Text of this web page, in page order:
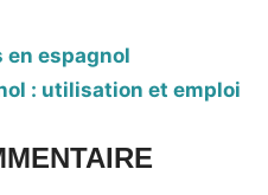
en espagnol
: utilisation et emploi